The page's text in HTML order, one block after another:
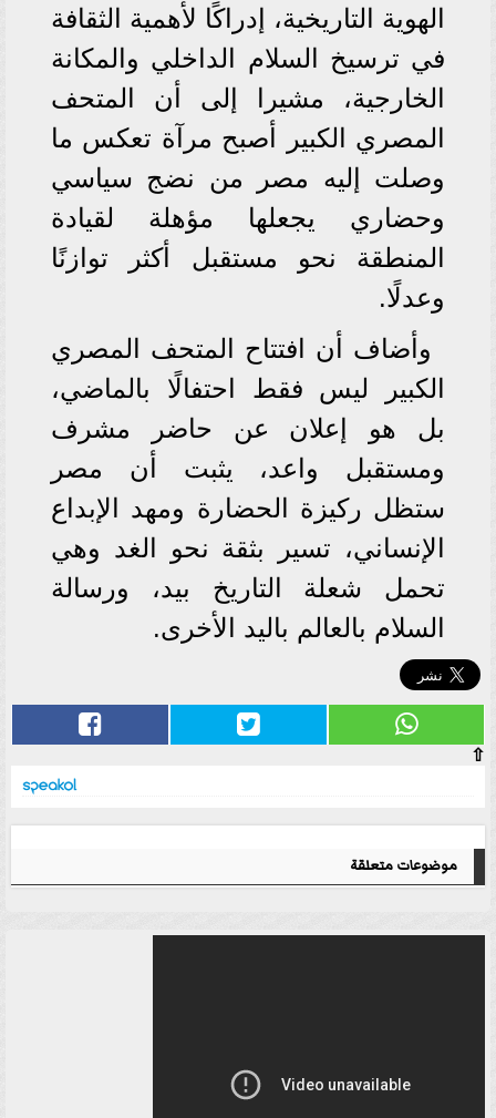
الهوية التاريخية، إدراكًا لأهمية الثقافة
في ترسيخ السلام الداخلي والمكانة
الخارجية، مشيرا إلى أن المتحف
المصري الكبير أصبح مرآة تعكس ما
وصلت إليه مصر من نضج سياسي
وحضاري يجعلها مؤهلة لقيادة
المنطقة نحو مستقبل أكثر توازنًا
وعدلًا.
وأضاف أن افتتاح المتحف المصري
الكبير ليس فقط احتفالًا بالماضي،
بل هو إعلان عن حاضر مشرف
ومستقبل واعد، يثبت أن مصر
ستظل ركيزة الحضارة ومهد الإبداع
الإنساني، تسير بثقة نحو الغد وهي
تحمل شعلة التاريخ بيد، ورسالة
السلام بالعالم باليد الأخرى.
⇧
موضوعات متعلقة